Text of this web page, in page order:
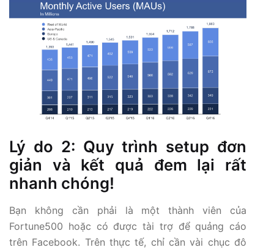
Lý do 2: Quy trình setup đơn
giản và kết quả đem lại rất
nhanh chóng!
Bạn không cần phải là một thành viên của
Fortune500 hoặc có được tài trợ để quảng cáo
trên Facebook. Trên thực tế, chỉ cần vài chục đô